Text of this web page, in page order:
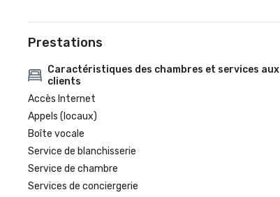
Prestations
Caractéristiques des chambres et services aux
clients
Accès Internet
Appels (locaux)
Boîte vocale
Service de blanchisserie
Service de chambre
Services de conciergerie